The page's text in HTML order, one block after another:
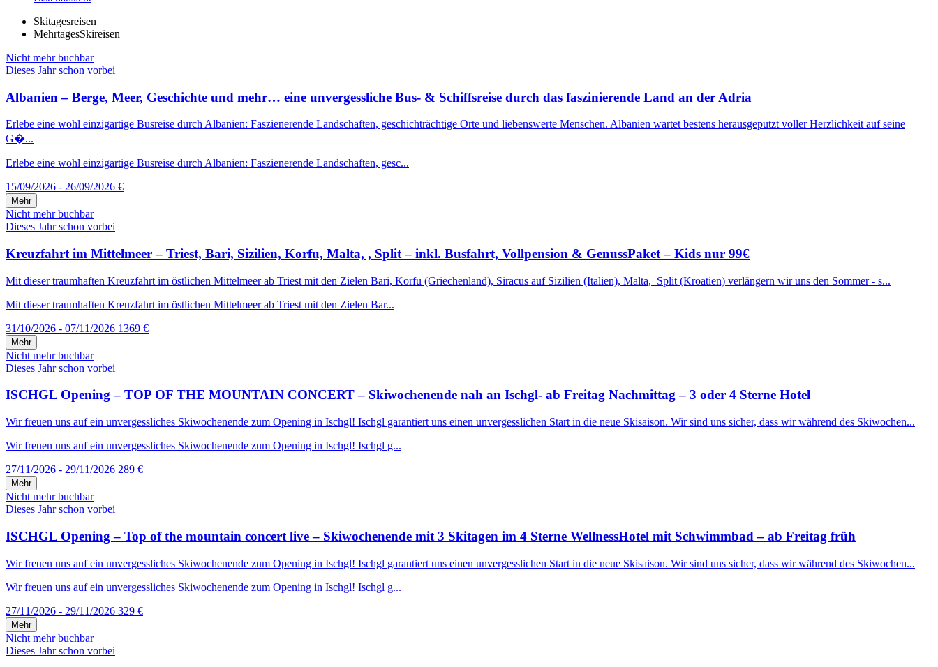
Skitagesreisen
MehrtagesSkireisen
Nicht mehr buchbar
Dieses Jahr schon vorbei
Albanien – Berge, Meer, Geschichte und mehr… eine unvergessliche Bus- & Schiffsreise durch das faszinierende Land an der Adria
Erlebe eine wohl einzigartige Busreise durch Albanien: Faszienerende Landschaften, geschichträchtige Orte und liebenswerte Menschen. Albanien wartet bestens herausgeputzt voller Herzlichkeit auf seine
G�...
Erlebe eine wohl einzigartige Busreise durch Albanien: Faszienerende Landschaften, gesc...
15/09/2026 - 26/09/2026 €
Mehr
Nicht mehr buchbar
Dieses Jahr schon vorbei
Kreuzfahrt im Mittelmeer – Triest, Bari, Sizilien, Korfu, Malta, , Split – inkl. Busfahrt, Vollpension & GenussPaket – Kids nur 99€
Mit dieser traumhaften Kreuzfahrt im östlichen Mittelmeer ab Triest mit den Zielen Bari, Korfu (Griechenland), Siracus auf Sizilien (Italien), Malta, Split (Kroatien) verlängern wir uns den Sommer - s...
Mit dieser traumhaften Kreuzfahrt im östlichen Mittelmeer ab Triest mit den Zielen Bar...
31/10/2026 - 07/11/2026 1369 €
Mehr
Nicht mehr buchbar
Dieses Jahr schon vorbei
ISCHGL Opening – TOP OF THE MOUNTAIN CONCERT – Skiwochenende nah an Ischgl- ab Freitag Nachmittag – 3 oder 4 Sterne Hotel
Wir freuen uns auf ein unvergessliches Skiwochenende zum Opening in Ischgl! Ischgl garantiert uns einen unvergesslichen Start in die neue Skisaison. Wir sind uns sicher, dass wir während des Skiwochen...
Wir freuen uns auf ein unvergessliches Skiwochenende zum Opening in Ischgl! Ischgl g...
27/11/2026 - 29/11/2026 289 €
Mehr
Nicht mehr buchbar
Dieses Jahr schon vorbei
ISCHGL Opening – Top of the mountain concert live – Skiwochenende mit 3 Skitagen im 4 Sterne WellnessHotel mit Schwimmbad – ab Freitag früh
Wir freuen uns auf ein unvergessliches Skiwochenende zum Opening in Ischgl! Ischgl garantiert uns einen unvergesslichen Start in die neue Skisaison. Wir sind uns sicher, dass wir während des Skiwochen...
Wir freuen uns auf ein unvergessliches Skiwochenende zum Opening in Ischgl! Ischgl g...
27/11/2026 - 29/11/2026 329 €
Mehr
Nicht mehr buchbar
Dieses Jahr schon vorbei